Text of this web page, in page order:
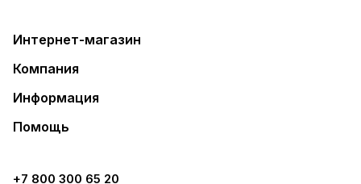
Интернет-магазин
Компания
Информация
Помощь
+7 800 300 65 20